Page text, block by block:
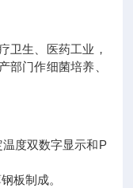
卫生、医药工业，
部门作细菌培养、
度双数字显示和P
板制成。